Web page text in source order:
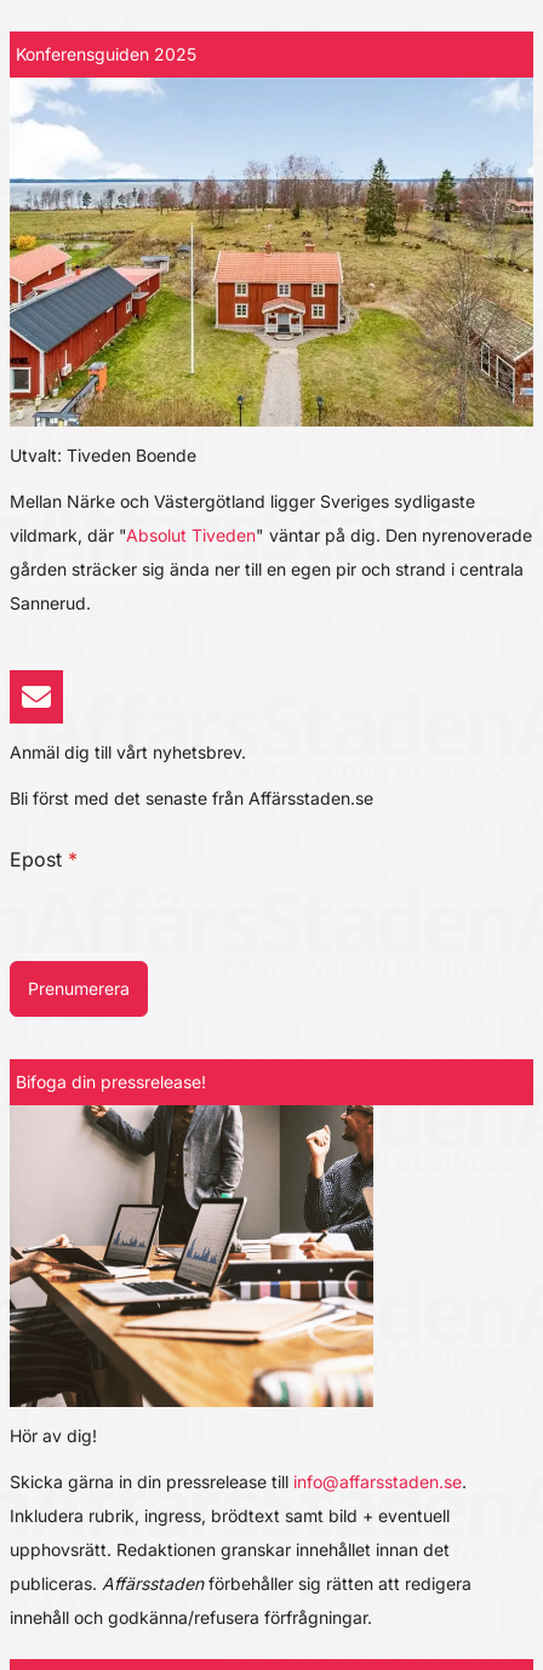
Konferensguiden 2025
Utvalt: Tiveden Boende
Mellan Närke och Västergötland ligger Sveriges sydligaste
vildmark, där "Absolut Tiveden" väntar på dig. Den nyrenoverade
gården sträcker sig ända ner till en egen pir och strand i centrala
Sannerud.
Anmäl dig till vårt nyhetsbrev.
Bli först med det senaste från Affärsstaden.se
Epost *
Prenumerera
Bifoga din pressrelease!
Hör av dig!
Skicka gärna in din pressrelease till info@affarsstaden.se.
Inkludera rubrik, ingress, brödtext samt bild + eventuell
upphovsrätt. Redaktionen granskar innehållet innan det
publiceras. Affärsstadenförbehåller sig rätten att redigera
innehåll och godkänna/refusera förfrågningar.